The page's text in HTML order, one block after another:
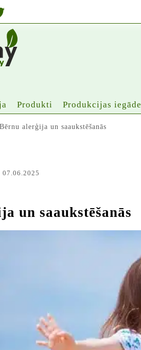
Produkti Produkcijas iegāde
Bērnu alerģija un saaukstēšanās
un saaukstēšanās